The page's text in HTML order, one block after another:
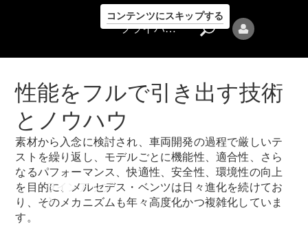
コンテンツにスキップする
プライバシ
ーポリシー
ラインアップ
プライバシーポリシー
性能をフルで引き出す技術
とノウハウ
素材から入念に検討され、車両開発の過程で厳しいテ
ストを繰り返し、モデルごとに機能性、適合性、さら
なるパフォーマンス、快適性、安全性、環境性の向上
を目的に、メルセデス・ベンツは日々進化を続けてお
り、そのメカニズムも年々高度化かつ複雑化していま
す。